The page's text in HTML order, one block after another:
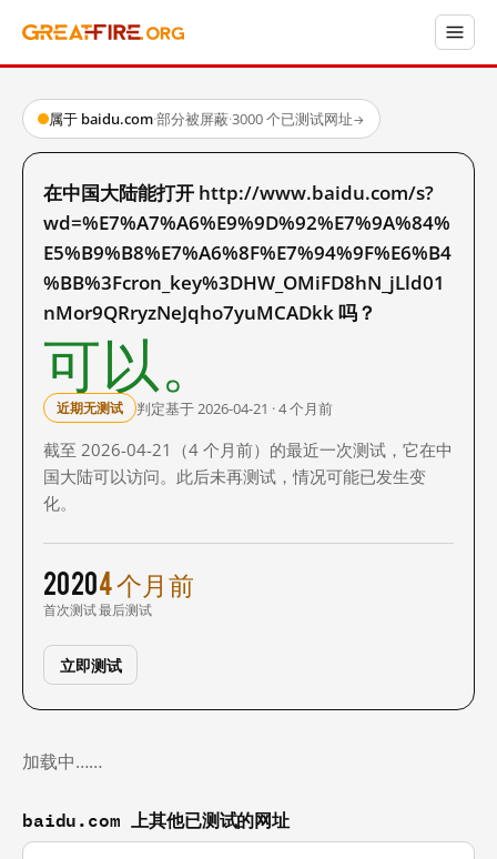
属于 baidu.com·部分被屏蔽·3000 个已测试网址→
在中国大陆能打开 http://www.baidu.com/s?
wd=%E7%A7%A6%E9%9D%92%E7%9A%84%
E5%B9%B8%E7%A6%8F%E7%94%9F%E6%B4
%BB%3Fcron_key%3DHW_OMiFD8hN_jLld01
nMor9QRryzNeJqho7yuMCADkk 吗？
可以。
近期无测试 判定基于 2026-04-21 · 4 个月前
截至 2026-04-21（4 个月前）的最近一次测试，它在中
国大陆可以访问。此后未再测试，情况可能已发生变
化。
2020
首次测试
4 个月前
最后测试
立即测试
加载中……
baidu.com 上其他已测试的网址